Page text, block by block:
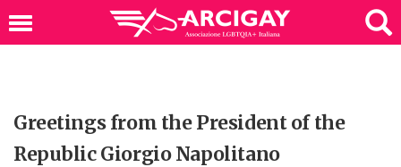
Greetings from the President of the
Republic Giorgio Napolitano